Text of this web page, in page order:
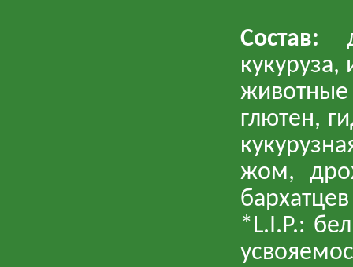
Состав:
животные
глютен,
жом,
*L.I.P.: